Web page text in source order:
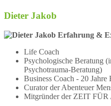
Dieter Jakob
Erfahrung &
Life Coach
Psychologische Beratung
Psychotrauma-Beratung)
Business Coach - 20
Curator der Abenteuer
Mitgründer der ZEIT